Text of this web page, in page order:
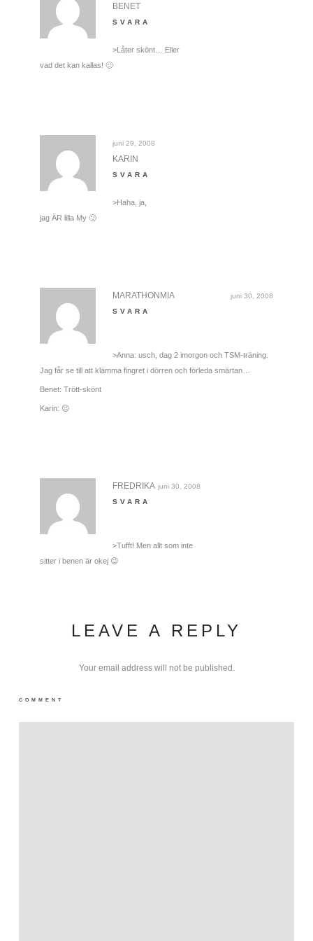
BENET
SVARA
>Låter skönt… Eller
vad det kan kallas! 🙂
juni 29, 2008
KARIN
SVARA
>Haha, ja,
jag ÄR lilla My 🙂
juni 30, 2008
MARATHONMIA
SVARA
>Anna: usch, dag 2 imorgon och TSM-träning.
Jag får se till att klämma fingret i dörren och förleda smärtan…
Benet: Trött-skönt
Karin: 😉
juni 30, 2008
FREDRIKA
SVARA
>Tufft! Men allt som inte
sitter i benen är okej 😉
LEAVE A REPLY
Your email address will not be published.
COMMENT